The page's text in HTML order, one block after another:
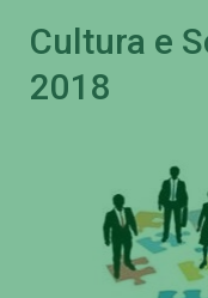
Cultura e
2018